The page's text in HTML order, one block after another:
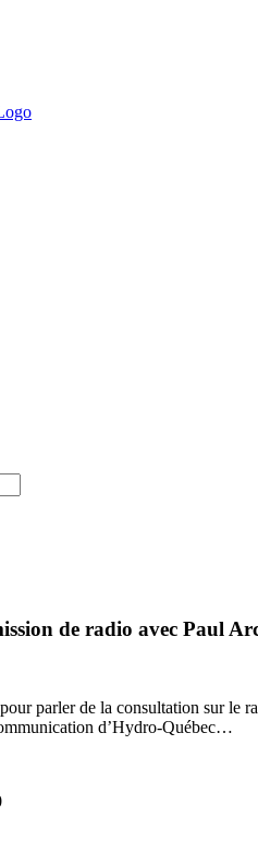
de radio avec Paul
parler de la consultation sur le
d’Hydro-Québec…